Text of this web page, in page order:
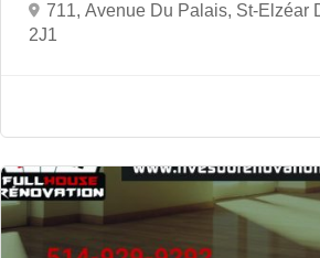
711, Avenue Du Palais, St-Elzéar
2J1